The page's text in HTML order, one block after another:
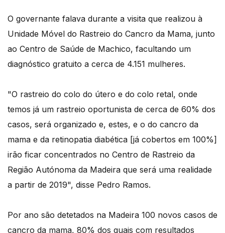
O governante falava durante a visita que realizou à
Unidade Móvel do Rastreio do Cancro da Mama, junto
ao Centro de Saúde de Machico, facultando um
diagnóstico gratuito a cerca de 4.151 mulheres.
"O rastreio do colo do útero e do colo retal, onde
temos já um rastreio oportunista de cerca de 60% dos
casos, será organizado e, estes, e o do cancro da
mama e da retinopatia diabética [já cobertos em 100%]
irão ficar concentrados no Centro de Rastreio da
Região Autónoma da Madeira que será uma realidade
a partir de 2019", disse Pedro Ramos.
Por ano são detetados na Madeira 100 novos casos de
cancro da mama, 80% dos quais com resultados